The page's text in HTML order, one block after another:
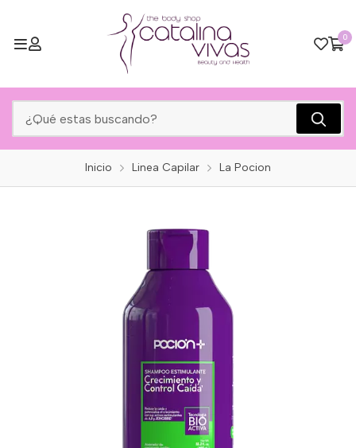
0
Inicio Linea Capilar La Pocion